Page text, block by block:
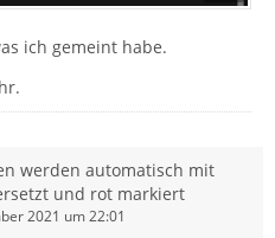
ich gemeint habe.
werden automatisch mit
und rot markiert
2021 um 22:01